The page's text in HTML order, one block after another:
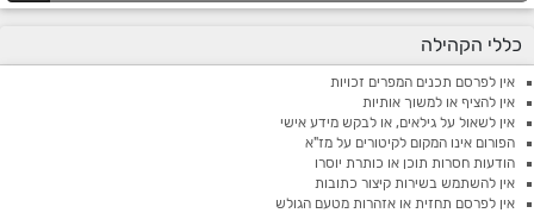
כללי הקהילה
אין לפרסם תכנים המפרים זכויות
אין להציף או למשוך אותיות
אין לשאול על גילאים, או לבקש מידע אישי
הפורום אינו המקום לקיטורים על מז"א
הודעות חסרות תוכן או כותרת יוסרו
אין להשתמש בשירות קיצור כתובות
אין לפרסם תחזית או אזהרות מטעם הגולש